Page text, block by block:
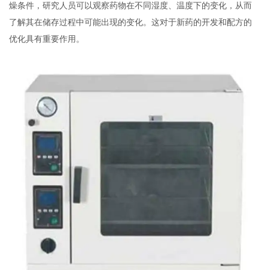
燥条件，研究人员可以观察药物在不同湿度、温度下的变化，从而
了解其在储存过程中可能出现的变化。这对于新药的开发和配方的
优化具有重要作用。